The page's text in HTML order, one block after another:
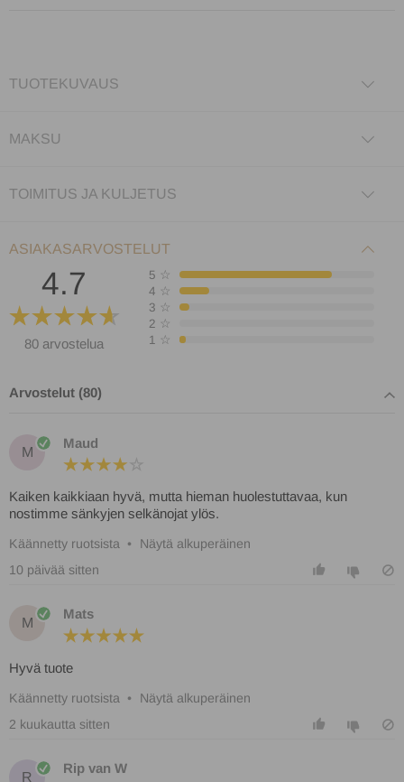
TUOTEKUVAUS
MAKSU
TOIMITUS JA KULJETUS
ASIAKASARVOSTELUT
4.7
80 arvostelua
5 ☆
4 ☆
3 ☆
2 ☆
1 ☆
Arvostelut (80)
M
Maud
Kaiken kaikkiaan hyvä, mutta hieman huolestuttavaa, kun
nostimme sänkyjen selkänojat ylös.
Käännetty ruotsista •
Näytä alkuperäinen
10 päivää sitten
M
Mats
Hyvä tuote
Käännetty ruotsista •
Näytä alkuperäinen
2 kuukautta sitten
R
Rip van W